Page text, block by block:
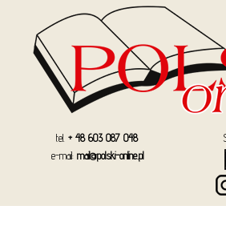
tel. + 48 603 087 048
e-mail: mail@polski-online.pl